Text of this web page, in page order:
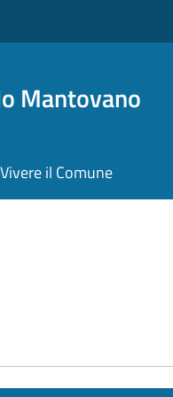
Mantovano
Vivere il Comune